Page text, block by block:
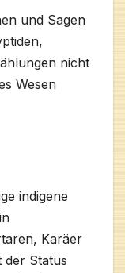
und Sagen
nicht
Wesen
indigene
Karäer
der Status